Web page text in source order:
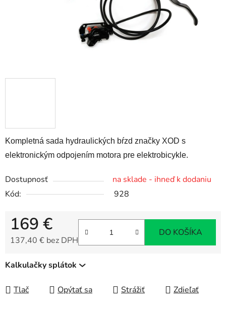
Kompletná sada hydraulických bŕzd značky XOD s
elektronickým odpojením motora pre elektrobicykle.
Dostupnosť
na sklade - ihneď k dodaniu
Kód:
928
169 €
137,40 € bez DPH
DO KOŠÍKA
Kalkulačky splátok
Tlač Opýtať sa Strážiť Zdieľať